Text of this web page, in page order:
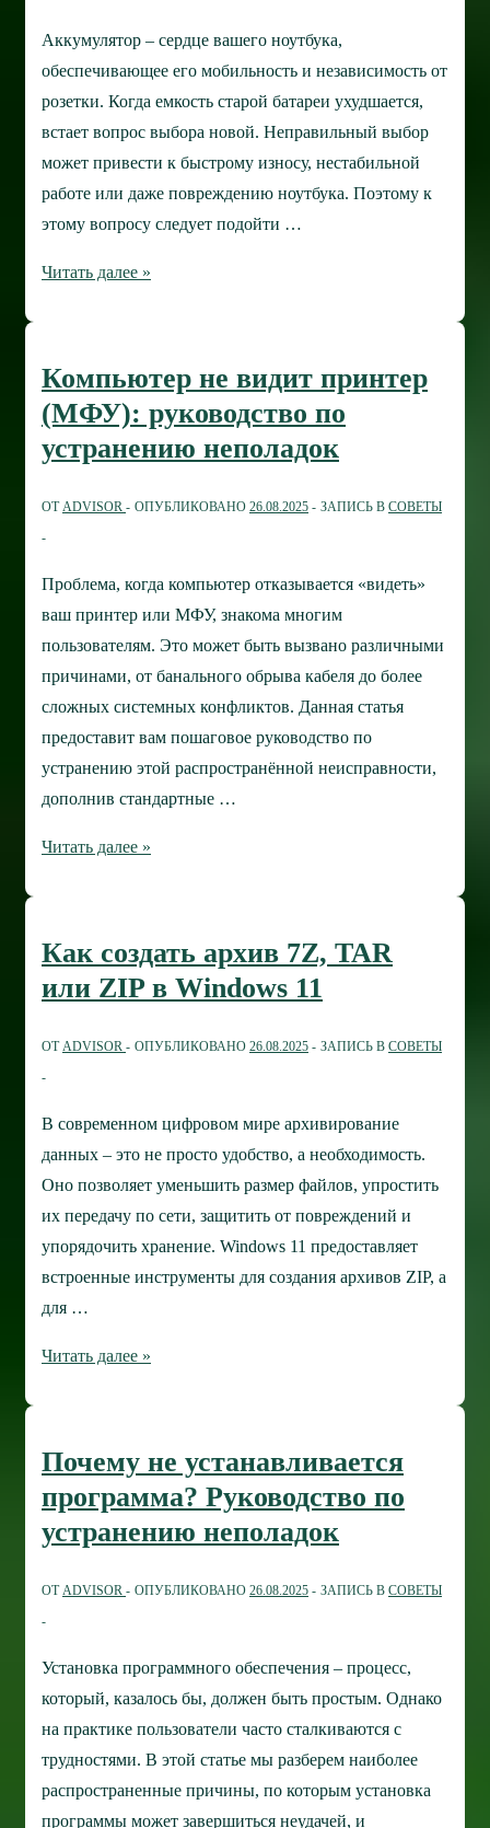
проблемы
Аккумулятор – сердце вашего ноутбука,
обеспечивающее его мобильность и независимость от
розетки. Когда емкость старой батареи ухудшается,
встает вопрос выбора новой. Неправильный выбор
может привести к быстрому износу, нестабильной
работе или даже повреждению ноутбука. Поэтому к
этому вопросу следует подойти …
Как
аккумулятор
для
ноутбука
Читать далее »
Компьютер не видит принтер
(МФУ): руководство по
устранению неполадок
ОТ ADVISOR ОПУБЛИКОВАНО 26.08.2025 ЗАПИСЬ В СОВЕТЫ
Проблема, когда компьютер отказывается «видеть»
ваш принтер или МФУ, знакома многим
пользователям. Это может быть вызвано различными
причинами, от банального обрыва кабеля до более
сложных системных конфликтов. Данная статья
предоставит вам пошаговое руководство по
устранению этой распространённой неисправности,
дополнив стандартные …
Компьютер
(МФУ):
руководство
Читать далее »
Как создать архив 7Z, TAR
или ZIP в Windows 11
ОТADVISOR ОПУБЛИКОВАНО 26.08.2025 ЗАПИСЬ В СОВЕТЫ
В современном цифровом мире архивирование
данных – это не просто удобство, а необходимость.
Оно позволяет уменьшить размер файлов, упростить
их передачу по сети, защитить от повреждений и
упорядочить хранение. Windows 11 предоставляет
встроенные инструменты для создания архивов ZIP, а
для …
Как
TAR
или
ZIP
Windows
Читать далее »
Почему не устанавливается
программа? Руководство по
устранению неполадок
ОТADVISOR ОПУБЛИКОВАНО 26.08.2025 ЗАПИСЬ В СОВЕТЫ
Установка программного обеспечения – процесс,
который, казалось бы, должен быть простым. Однако
на практике пользователи часто сталкиваются с
трудностями. В этой статье мы разберем наиболее
распространенные причины, по которым установка
программы может завершиться неудачей, и